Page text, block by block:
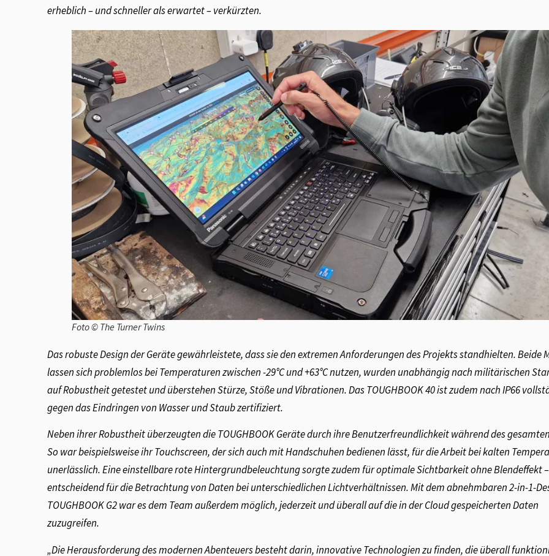
erheblich – und schneller als erwartet – verkürzten.
Foto © The Turner Twins
Das robuste Design der Geräte gewährleistete, dass sie den extremen Anforderungen des Projekts standhielten. Beide
lassen sich problemlos bei Temperaturen zwischen -29°C und +63°C nutzen, wurden unabhängig nach militärischen
auf Robustheit getestet und überstehen Stürze, Stöße und Vibrationen. Das TOUGHBOOK 40 ist zudem nach IP66
gegen das Eindringen von Wasser und Staub zertifiziert.
Neben ihrer Robustheit überzeugten die TOUGHBOOK Geräte durch ihre Benutzerfreundlichkeit während des
So war beispielsweise ihr Touchscreen, der sich auch mit Handschuhen bedienen lässt, für die Arbeit bei kalten
unerlässlich. Eine einstellbare rote Hintergrundbeleuchtung sorgte zudem für optimale Sichtbarkeit ohne Blendeffekt –
entscheidend für die Betrachtung von Daten bei unterschiedlichen Lichtverhältnissen. Mit dem abnehmbaren 2-in-1-
TOUGHBOOK G2 war es dem Team außerdem möglich, jederzeit und überall auf die in der Cloud gespeicherten Daten
zuzugreifen.
„Die Herausforderung des modernen Abenteuers besteht darin, innovative Technologien zu finden, die überall